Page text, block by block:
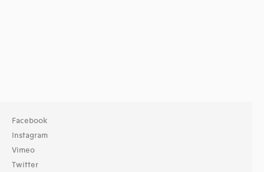
Facebook
Instagram
Vimeo
Twitter